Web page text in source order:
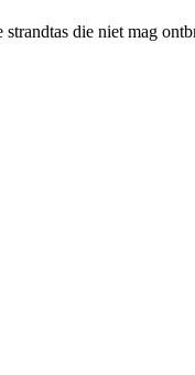
strandtas die niet mag